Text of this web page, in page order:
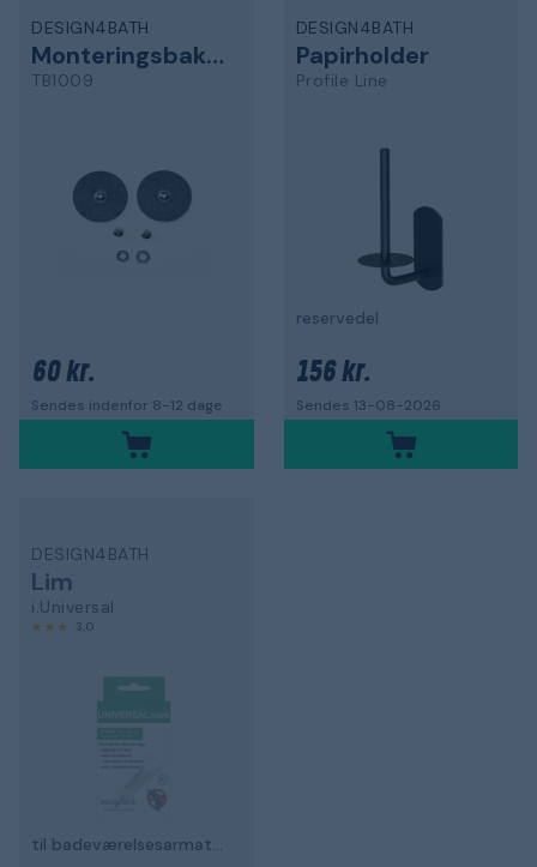
DESIGN4BATH
Monteringsbakke
TB1009
60 kr.
Sendes indenfor 8-12 dage
DESIGN4BATH
Papirholder
Profile Line
reservedel
156 kr.
Sendes 13-08-2026
DESIGN4BATH
Lim
i.Universal
3,0
til badeværelsesarmaturer